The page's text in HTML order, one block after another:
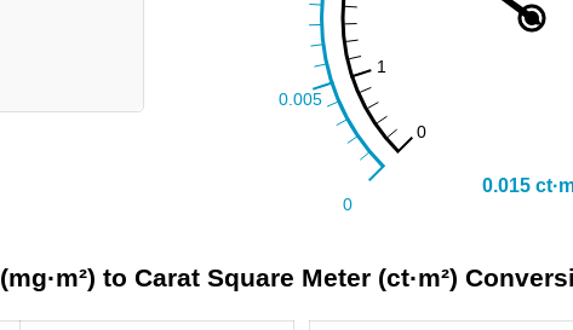
to Carat Square Meter (ct·m²)